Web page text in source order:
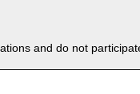
and do not